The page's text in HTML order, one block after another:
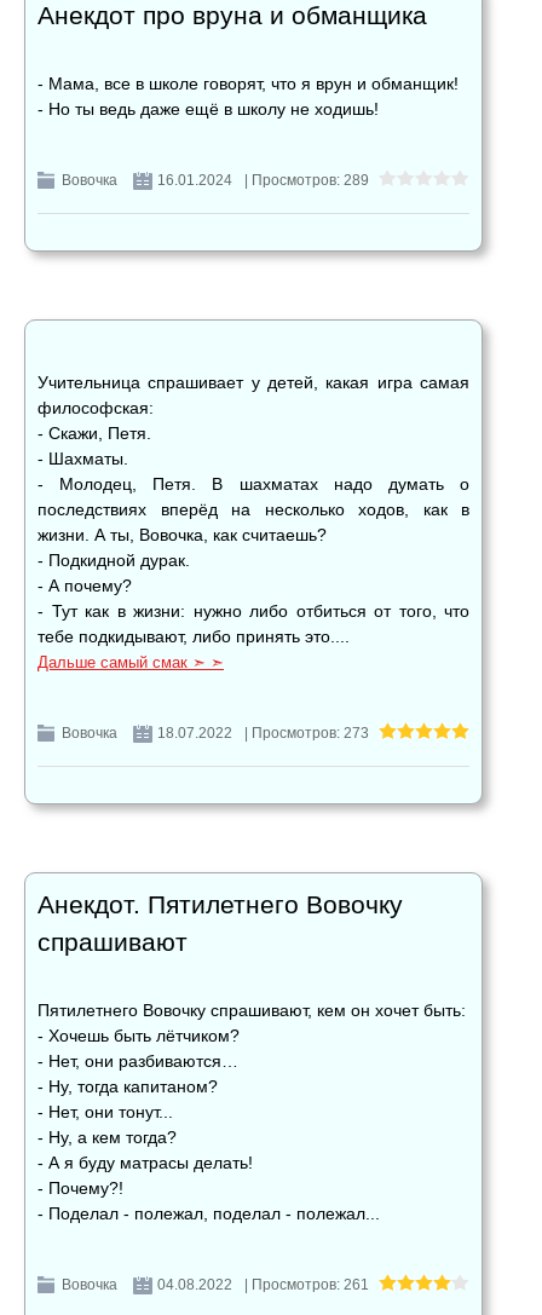
Анекдот про вруна и обманщика
- Мама, все в школе говорят, что я врун и обманщик!
- Но ты ведь даже ещё в школу не ходишь!
Вовочка 16.01.2024 | Просмотров: 289
Учительница спрашивает у детей, какая игра самая
философская:
- Скажи, Петя.
- Шахматы.
- Молодец, Петя. В шахматах надо думать о
последствиях вперёд на несколько ходов, как в
жизни. А ты, Вовочка, как считаешь?
- Подкидной дурак.
- А почему?
- Тут как в жизни: нужно либо отбиться от того, что
тебе подкидывают, либо принять это....
Дальше самый смак ➣ ➣
Вовочка 18.07.2022 | Просмотров: 273
Анекдот. Пятилетнего Вовочку
спрашивают
Пятилетнего Вовочку спрашивают, кем он хочет быть:
- Хочешь быть лётчиком?
- Нет, они разбиваются…
- Ну, тогда капитаном?
- Нет, они тонут...
- Ну, а кем тогда?
- А я буду матрасы делать!
- Почему?!
- Поделал - полежал, поделал - полежал...
Вовочка 04.08.2022 | Просмотров: 261